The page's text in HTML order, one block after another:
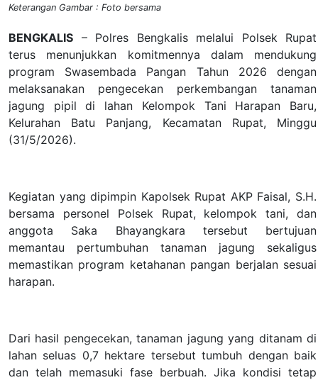
Keterangan Gambar : Foto bersama
BENGKALIS – Polres Bengkalis melalui Polsek Rupat
terus menunjukkan komitmennya dalam mendukung
program Swasembada Pangan Tahun 2026 dengan
melaksanakan pengecekan perkembangan tanaman
jagung pipil di lahan Kelompok Tani Harapan Baru,
Kelurahan Batu Panjang, Kecamatan Rupat, Minggu
(31/5/2026).
Kegiatan yang dipimpin Kapolsek Rupat AKP Faisal, S.H.
bersama personel Polsek Rupat, kelompok tani, dan
anggota Saka Bhayangkara tersebut bertujuan
memantau pertumbuhan tanaman jagung sekaligus
memastikan program ketahanan pangan berjalan sesuai
harapan.
Dari hasil pengecekan, tanaman jagung yang ditanam di
lahan seluas 0,7 hektare tersebut tumbuh dengan baik
dan telah memasuki fase berbuah. Jika kondisi tetap